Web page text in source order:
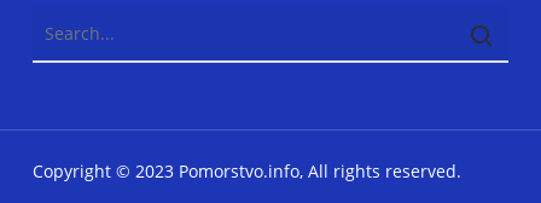
Copyright © 2023 Pomorstvo.info, All rights reserved.